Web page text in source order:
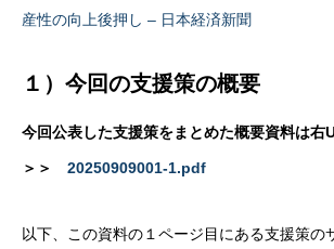
産性の向上後押し – 日本経済新聞
１）今回の支援策の概要
今回公表した支援策をまとめた概要資料は右
＞＞ 20250909001-1.pdf
以下、この資料の１ページ目にある支援策の